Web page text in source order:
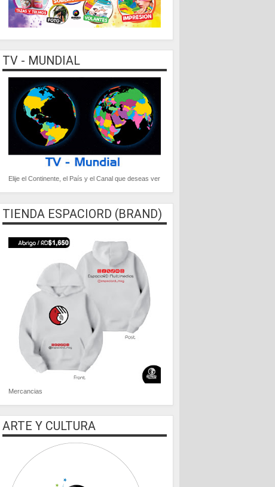
TV - MUNDIAL
Elije el Continente, el País y el Canal que deseas ver
TIENDA ESPACIORD (BRAND)
Mercancias
ARTE Y CULTURA